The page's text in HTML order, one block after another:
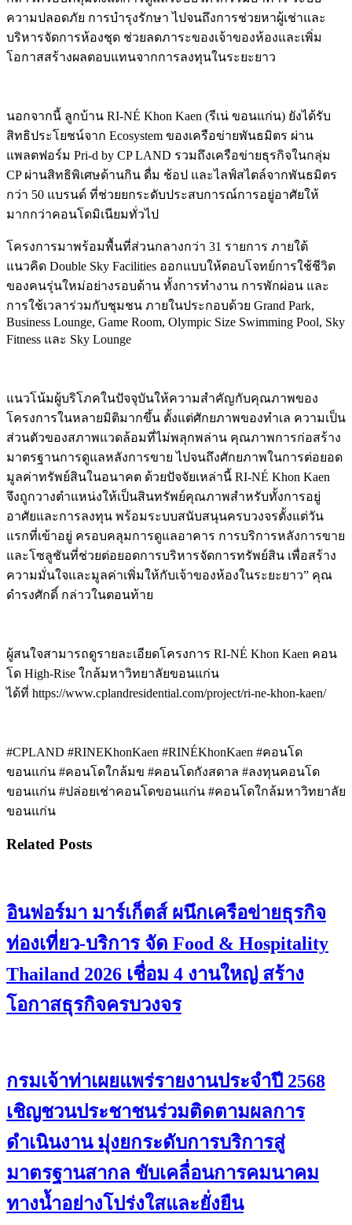
ความปลอดภัย การบำรุงรักษา ไปจนถึงการช่วยหาผู้เช่าและ
บริหารจัดการห้องชุด ช่วยลดภาระของเจ้าของห้องและเพิ่ม
โอกาสสร้างผลตอบแทนจากการลงทุนในระยะยาว
นอกจากนี้ ลูกบ้าน RI-NÉ Khon Kaen (รีเน่ ขอนแก่น) ยังได้รับ
สิทธิประโยชน์จาก Ecosystem ของเครือข่ายพันธมิตร ผ่าน
แพลตฟอร์ม Pri-d by CP LAND รวมถึงเครือข่ายธุรกิจในกลุ่ม
CP ผ่านสิทธิพิเศษด้านกิน ดื่ม ช้อป และไลฟ์สไตล์จากพันธมิตร
กว่า 50 แบรนด์ ที่ช่วยยกระดับประสบการณ์การอยู่อาศัยให้
มากกว่าคอนโดมิเนียมทั่วไป
โครงการมาพร้อมพื้นที่ส่วนกลางกว่า 31 รายการ ภายใต้
แนวคิด Double Sky Facilities ออกแบบให้ตอบโจทย์การใช้ชีวิต
ของคนรุ่นใหม่อย่างรอบด้าน ทั้งการทำงาน การพักผ่อน และ
การใช้เวลาร่วมกับชุมชน ภายในประกอบด้วย Grand Park,
Business Lounge, Game Room, Olympic Size Swimming Pool, Sky
Fitness และ Sky Lounge
แนวโน้มผู้บริโภคในปัจจุบันให้ความสำคัญกับคุณภาพของ
โครงการในหลายมิติมากขึ้น ตั้งแต่ศักยภาพของทำเล ความเป็น
ส่วนตัวของสภาพแวดล้อมที่ไม่พลุกพล่าน คุณภาพการก่อสร้าง
มาตรฐานการดูแลหลังการขาย ไปจนถึงศักยภาพในการต่อยอด
มูลค่าทรัพย์สินในอนาคต ด้วยปัจจัยเหล่านี้ RI-NÉ Khon Kaen
จึงถูกวางตำแหน่งให้เป็นสินทรัพย์คุณภาพสำหรับทั้งการอยู่
อาศัยและการลงทุน พร้อมระบบสนับสนุนครบวงจรตั้งแต่วัน
แรกที่เข้าอยู่ ครอบคลุมการดูแลอาคาร การบริการหลังการขาย
และโซลูชันที่ช่วยต่อยอดการบริหารจัดการทรัพย์สิน เพื่อสร้าง
ความมั่นใจและมูลค่าเพิ่มให้กับเจ้าของห้องในระยะยาว” คุณ
ดำรงศักดิ์ กล่าวในตอนท้าย
ผู้สนใจสามารถดูรายละเอียดโครงการ RI-NÉ Khon Kaen คอน
โด High-Rise ใกล้มหาวิทยาลัยขอนแก่น
ได้ที่ https://www.cplandresidential.com/project/ri-ne-khon-kaen/
#CPLAND #RINEKhonKaen #RINÉKhonKaen #คอนโด
ขอนแก่น #คอนโดใกล้มข #คอนโดกังสดาล #ลงทุนคอนโด
ขอนแก่น #ปล่อยเช่าคอนโดขอนแก่น #คอนโดใกล้มหาวิทยาลัย
ขอนแก่น
Related Posts
อินฟอร์มา มาร์เก็ตส์ ผนึกเครือข่ายธุรกิจ
ท่องเที่ยว-บริการ จัด Food & Hospitality
Thailand 2026 เชื่อม 4 งานใหญ่ สร้าง
โอกาสธุรกิจครบวงจร
กรมเจ้าท่าเผยแพร่รายงานประจำปี 2568
เชิญชวนประชาชนร่วมติดตามผลการ
ดำเนินงาน มุ่งยกระดับการบริการสู่
มาตรฐานสากล ขับเคลื่อนการคมนาคม
ทางน้ำอย่างโปร่งใสและยั่งยืน